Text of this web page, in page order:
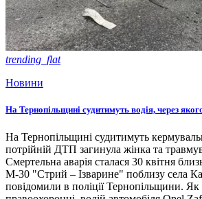
trending_flat
Новини
На Тернопільщині судитимуть водія, через
На Тернопільщині судитимуть
потрійній ДТП загинула жінка та
Смертельна аварія сталася 30 квітня
М-30 "Стрий – Ізварине" поблизу села
повідомили в поліції Тернопільщини.